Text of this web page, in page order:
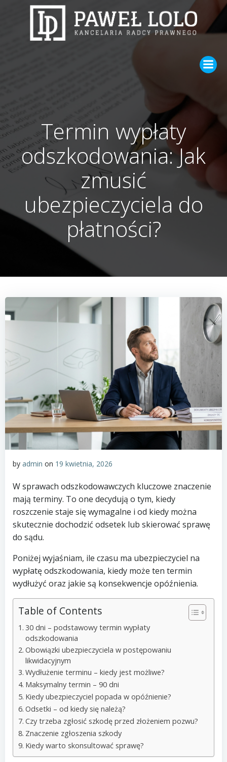
to
content
Termin wypłaty
odszkodowania: Jak
zmusić
ubezpieczyciela do
płatności?
by admin on 19 kwietnia, 2026
W sprawach odszkodowawczych kluczowe znaczenie
mają terminy. To one decydują o tym, kiedy
roszczenie staje się wymagalne i od kiedy można
skutecznie dochodzić odsetek lub skierować sprawę
do sądu.
Poniżej wyjaśniam, ile czasu ma ubezpieczyciel na
wypłatę odszkodowania, kiedy może ten termin
wydłużyć oraz jakie są konsekwencje opóźnienia.
Table of Contents
30 dni – podstawowy termin wypłaty
odszkodowania
Obowiązki ubezpieczyciela w postępowaniu
likwidacyjnym
Wydłużenie terminu – kiedy jest możliwe?
Maksymalny termin – 90 dni
Kiedy ubezpieczyciel popada w opóźnienie?
Odsetki – od kiedy się należą?
Czy trzeba zgłosić szkodę przed złożeniem pozwu?
Znaczenie zgłoszenia szkody
Kiedy warto skonsultować sprawę?